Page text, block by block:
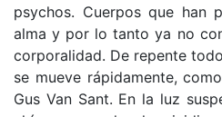
psychos. Cuerpos que han
alma y por lo tanto ya no
corporalidad. De repente
se mueve rápidamente,
Gus Van Sant. En la luz